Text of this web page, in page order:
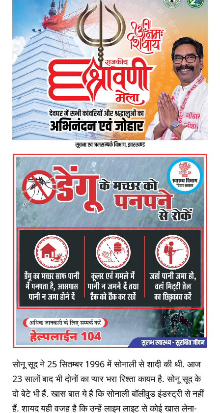
सोनू सूद ने 25 सितम्बर 1996 में सोनाली से शादी की थी. आज
23 सालों बाद भी दोनों का प्यार भरा रिश्ता कायम है. सोनू सूद के
दो बेटे भी हैं. खास बात ये है कि सोनाली बॉलीवुड इंडस्ट्री से नहीं
हैं. शायद यही वजह है कि उन्हें लाइम लाइट से कोई खास लेना-